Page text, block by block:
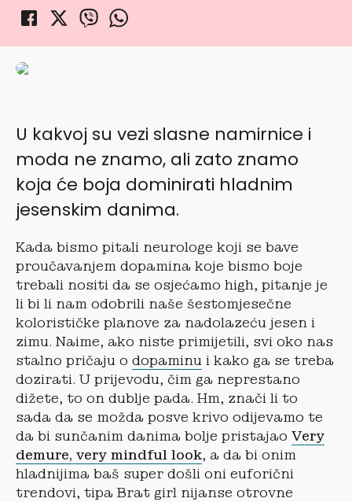
U kakvoj su vezi slasne namirnice i
moda ne znamo, ali zato znamo
koja će boja dominirati hladnim
jesenskim danima.
Kada bismo pitali neurologe koji se bave
proučavanjem dopamina koje bismo boje
trebali nositi da se osjećamo high, pitanje je
li bi li nam odobrili naše šestomjesečne
kolorističke planove za nadolazeću jesen i
zimu. Naime, ako niste primijetili, svi oko nas
stalno pričaju o dopaminu i kako ga se treba
dozirati. U prijevodu, čim ga neprestano
dižete, to on dublje pada. Hm, znači li to
sada da se možda posve krivo odijevamo te
da bi sunčanim danima bolje pristajao Very
demure, very mindful look, a da bi onim
hladnijima baš super došli oni euforični
trendovi, tipa Brat girl nijanse otrovne